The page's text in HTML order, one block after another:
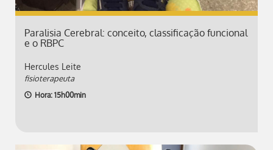
Paralisia Cerebral: conceito, classificação funcional
e o RBPC
Hercules Leite
fisioterapeuta
Hora: 15h00min